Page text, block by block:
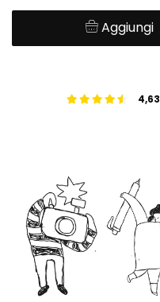
Aggiungi
4,63